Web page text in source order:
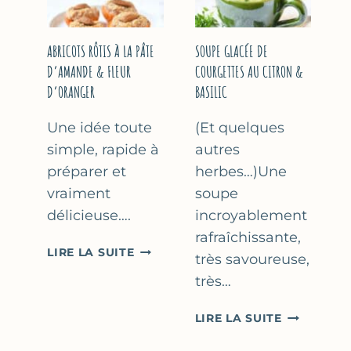
THYM
NOISETTES
SUCRÉ
ABRICOTS RÔTIS À LA PÂTE
D’AMANDE & FLEUR
D’ORANGER
Une idée toute
simple, rapide à
préparer et
vraiment
délicieuse….
LIRE LA SUITEABRICOTS
SOUPE GLACÉE DE
COURGETTES AU CITRON &
BASILIC
(Et quelques
autres
herbes…)Une
soupe
incroyablement
rafraîchissante,
très savoureuse,
très…
LIRE LA SUITESOUPE